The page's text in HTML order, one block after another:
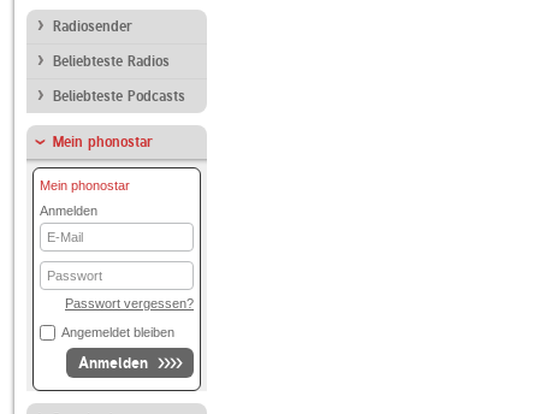
Radiosender
Beliebteste Radios
Beliebteste Podcasts
Mein phonostar
Mein phonostar
Anmelden
E-
Mail
Passwort
Passwort vergessen?
Angemeldet bleiben
Anmelden